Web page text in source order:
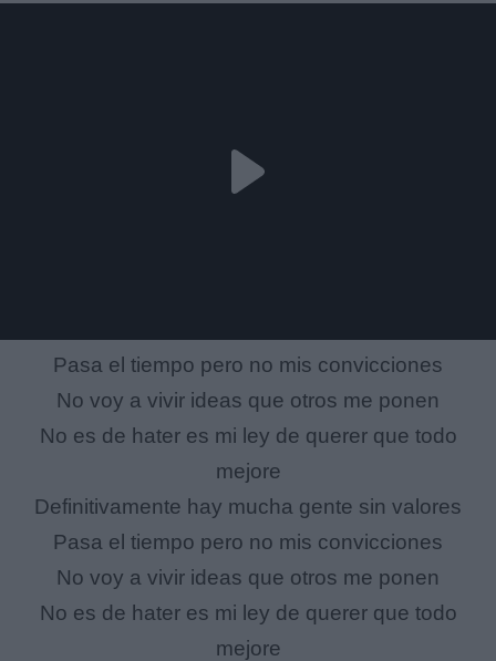
Pasa el tiempo pero no mis convicciones
No voy a vivir ideas que otros me ponen
No es de hater es mi ley de querer que todo
mejore
Definitivamente hay mucha gente sin valores
Pasa el tiempo pero no mis convicciones
No voy a vivir ideas que otros me ponen
No es de hater es mi ley de querer que todo
mejore